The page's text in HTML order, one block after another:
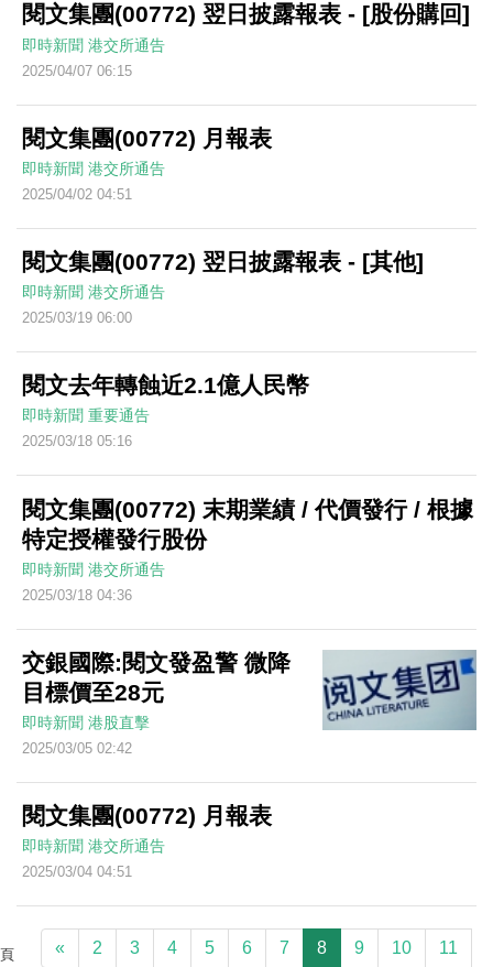
閱文集團(00772) 翌日披露報表 - [股份購回]
即時新聞 港交所通告
2025/04/07 06:15
閱文集團(00772) 月報表
即時新聞 港交所通告
2025/04/02 04:51
閱文集團(00772) 翌日披露報表 - [其他]
即時新聞 港交所通告
2025/03/19 06:00
閱文去年轉蝕近2.1億人民幣
即時新聞 重要通告
2025/03/18 05:16
閱文集團(00772) 末期業績 / 代價發行 / 根據
特定授權發行股份
即時新聞 港交所通告
2025/03/18 04:36
交銀國際:閱文發盈警 微降
目標價至28元
即時新聞 港股直擊
2025/03/05 02:42
閱文集團(00772) 月報表
即時新聞 港交所通告
2025/03/04 04:51
頁 « 2 3 4 5 6 7 8 9 10 11